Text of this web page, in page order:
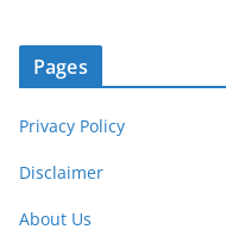
Pages
Privacy Policy
Disclaimer
About Us